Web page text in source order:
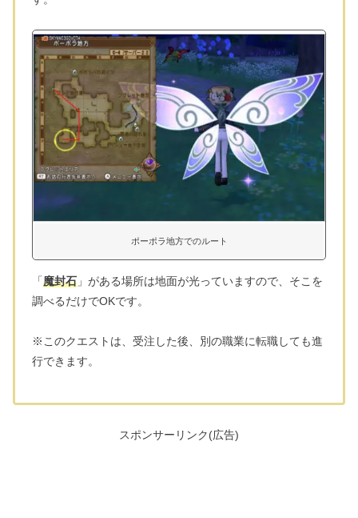
ポーポラ地方でのルート
「魔封石 」がある場所は地面が光っていますので、そこを
調べるだけでOKです。
※このクエストは、受注した後、別の職業に転職しても進
行できます。
スポンサーリンク(広告)